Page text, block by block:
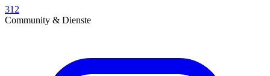
312
Community & Dienste